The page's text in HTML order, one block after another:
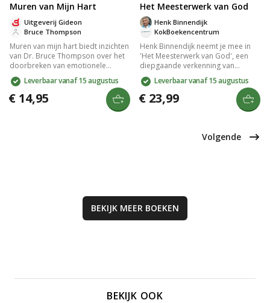
Muren van Mijn Hart
Bruce Thompson
Uitgeverij Gideon
Muren van mijn hart biedt inzichten
van Dr. Bruce Thompson over het
doorbreken van emotionele
barrières voor persoonlijke groei.
Gebaseerd op bijbelse principes,
helpt dit wereldwijde bestseller je
te herstellen van relationele en
geestelijke schade. Geschreven
Leverbaar vanaf 15 augustus
€ 14,95
Het Meesterwerk van God
KokBoekencentrum
Henk Binnendijk
Henk Binnendijk neemt je mee in
'Het Meesterwerk van God', een
diepgaande verkenning van
Openbaring. Deze fascinerende
reis onthult Gods ultieme plan,
verweven met thema's als geloof
en geschiedenis. Laat je inspireren
van het universum en het evangelie
Leverbaar vanaf 15 augustus
€ 23,99
Volgende
BEKIJK MEER BOEKEN
BEKIJK OOK